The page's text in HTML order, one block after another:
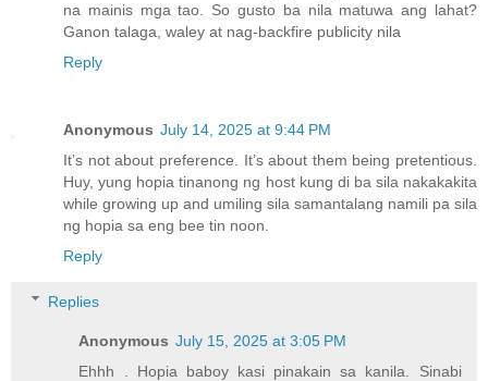
na mainis mga tao. So gusto ba nila matuwa ang lahat?
Ganon talaga, waley at nag-backfire publicity nila
Reply
Anonymous July 14, 2025 at 9:44 PM
It’s not about preference. It’s about them being pretentious.
Huy, yung hopia tinanong ng host kung di ba sila nakakakita
while growing up and umiling sila samantalang namili pa sila
ng hopia sa eng bee tin noon.
Reply
Replies
Anonymous July 15, 2025 at 3:05 PM
Ehhh . Hopia baboy kasi pinakain sa kanila. Sinabi